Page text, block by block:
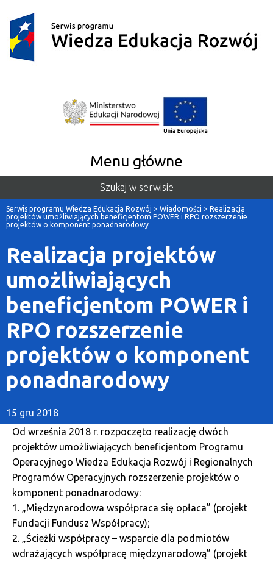
Menu główne
Szukaj w serwisie
Serwis programu Wiedza Edukacja Rozwój > Wiadomości > Realizacja
projektów umożliwiających beneficjentom POWER i RPO rozszerzenie
projektów o komponent ponadnarodowy
Realizacja projektów
umożliwiających
beneficjentom POWER i
RPO rozszerzenie
projektów o komponent
ponadnarodowy
15 gru 2018
Od września 2018 r. rozpoczęto realizację dwóch
projektów umożliwiających beneficjentom Programu
Operacyjnego Wiedza Edukacja Rozwój i Regionalnych
Programów Operacyjnych rozszerzenie projektów o
komponent ponadnarodowy:
1. „Międzynarodowa współpraca się opłaca” (projekt
Fundacji Fundusz Współpracy);
2. „Ścieżki współpracy – wsparcie dla podmiotów
wdrażających współpracę międzynarodową” (projekt